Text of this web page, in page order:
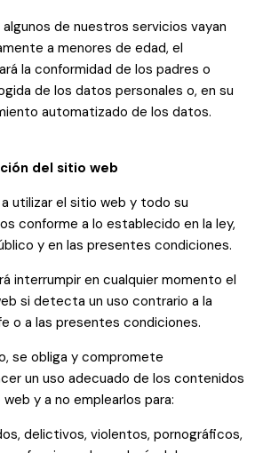
de nuestros servicios vayan
a menores de edad, el
la conformidad de los padres o
de los datos personales o, en su
automatizado de los datos.
del sitio web
a utilizar el sitio web y todo su
conforme a lo establecido en la ley,
y en las presentes condiciones.
interrumpir en cualquier momento el
si detecta un uso contrario a la
o a las presentes condiciones.
se obliga y compromete
un uso adecuado de los contenidos
y a no emplearlos para:
delictivos, violentos, pornográficos,